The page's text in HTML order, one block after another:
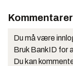
Kommentarer
Du må være
Bruk BankID for
Du kan